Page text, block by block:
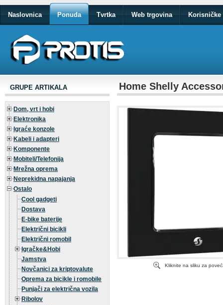
Naslovnica Ponuda Tvrtka Web trgovina Korisničke
GRUPE ARTIKALA
Dom, vrt i hobi
Elektronika
Igraće konzole
Kabeli i adapteri
Komponente
Mobiteli/Telefonija
Mrežna oprema
Neprekidna napajanja
Ostalo
Cool gadgeti
Dostava
E-bike baterije
Električni bicikli
Električni romobil
Igračke&Hobi
Jamstva
Novčanici za kriptovalute
Oprema za bicikle i romobile
Punjači za električna vozila
Ribolov
Home Shelly
Kliknite na sliku za